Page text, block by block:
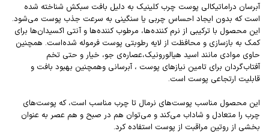
آبرسان دراماتیکالی پوست چرب کلینیک به دلیل بافت سبکش شناخته شده‌
است که بدون ایجاد احساس چربی یا سنگینی به سرعت جذب پوست می‌شود.
این محصول با ترکیبی از نرم کننده‌ها، مرطوب کننده‌ها و آنتی اکسیدان‌ها برای
کمک به بازسازی و محافظت از لایه رطوبتی پوست فرموله شده‌است. همچنین
حاوی موادی مانند اسید هیالورونیک،عصاره‌ی جو، خیار و حتی تخم
آفتاب‌گردان برای تامین نیاز‌های پوست ، آبرسانی وهمچنین بهبود بافت و
قابلیت ارتجاعی پوست است.
این محصول مناسب پوست‌های نرمال تا چرب مناسب است، که پوست‌های
چرب را متعادل و شاداب می‌کند و می‌توان هم در صبح و هم عصر به عنوان
بخشی از روتین مراقبت از پوست استفاده کرد.